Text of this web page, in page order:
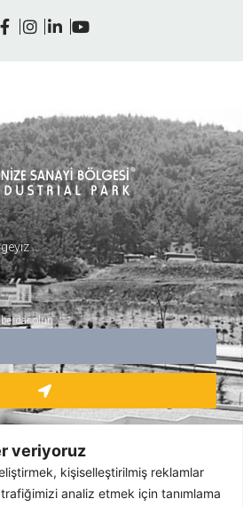
veriyoruz
kişiselleştirilmiş reklamlar
analiz etmek için tanımlama
olun.